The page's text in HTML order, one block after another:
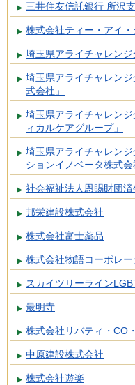
三井住友信託銀行 所沢
株式会社ティー・アイ・
埼玉県アライチャレンジ
埼玉県アライチャレン
式会社」
埼玉県アライチャレン
ィカルケアグループ」
埼玉県アライチャレン
ションイノベータ株式会
社会福祉法人恩賜財団
邦栄建設株式会社
株式会社富士薬品
株式会社物語コーポレー
スカイツリーライン
最明寺
株式会社リバティ・CO
中原建設株式会社
株式会社遊楽